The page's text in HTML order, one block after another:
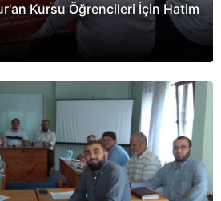
Kursu Öğrencileri İçin Hatim